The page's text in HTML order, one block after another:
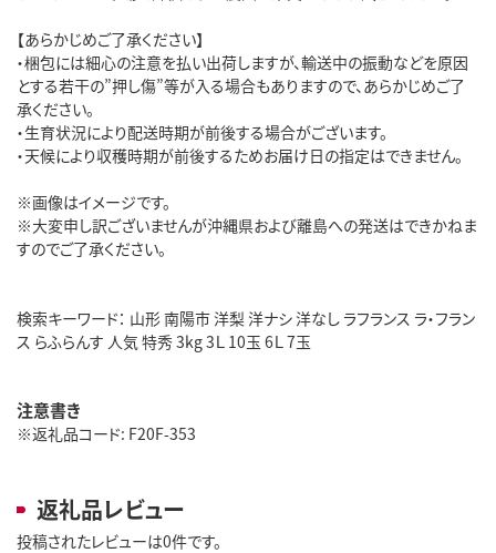
【あらかじめご了承ください】
・梱包には細心の注意を払い出荷しますが、輸送中の振動などを原因
とする若干の”押し傷”等が入る場合もありますので、あらかじめご了
承ください。
・生育状況により配送時期が前後する場合がございます。
・天候により収穫時期が前後するためお届け日の指定はできません。
※画像はイメージです。
※大変申し訳ございませんが沖縄県および離島への発送はできかねま
すのでご了承ください。
検索キーワード： 山形 南陽市 洋梨 洋ナシ 洋なし ラフランス ラ・フラン
ス らふらんす 人気 特秀 3kg 3Ｌ 10玉 6Ｌ 7玉
注意書き
※返礼品コード: F20F-353
返礼品レビュー
投稿されたレビューは0件です。